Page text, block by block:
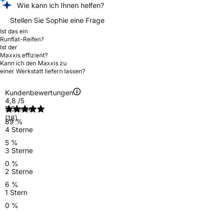
Wie kann ich Ihnen helfen?
Stellen Sie Sophie eine Frage
Ist das ein
Runflat-Reifen?
Ist der
Maxxis effizient?
Kann ich den Maxxis zu
einer Werkstatt liefern lassen?
Kundenbewertungen
4,8 /5
(18)
5 Sterne
89 %
4 Sterne
5 %
3 Sterne
0 %
2 Sterne
6 %
1 Stern
0 %